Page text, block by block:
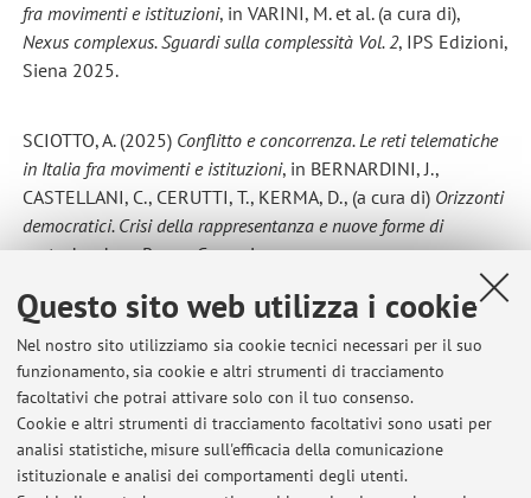
Questo sito web utilizza i cookie
Nel nostro sito utilizziamo sia cookie tecnici necessari per il suo
funzionamento, sia cookie e altri strumenti di tracciamento
facoltativi che potrai attivare solo con il tuo consenso.
Cookie e altri strumenti di tracciamento facoltativi sono usati per
analisi statistiche, misure sull'efficacia della comunicazione
istituzionale e analisi dei comportamenti degli utenti.
fra movimenti e istituzioni, in VARINI, M. et al. (a cura di),
Nexus complexus. Sguardi sulla complessità Vol. 2, IPS Edizioni,
Siena 2025.
SCIOTTO, A. (2025) Conflitto e concorrenza. Le reti telematiche
in Italia fra movimenti e istituzioni, in BERNARDINI, J.,
CASTELLANI, C., CERUTTI, T., KERMA, D., (a cura di) Orizzonti
democratici. Crisi della rappresentanza e nuove forme di
partecipazione, Roma, Carocci.
SCIOTTO, A. “ Forse qualcosa abbiamo fatto. Una storia torinese
del Movimento dei Movimenti” in AA. VV. (2023),ControCANTO -
movimenti sociali e cura del conflitto, Torino, Morsi Editore.
CONTI, E., D’AVANZO, V., SCIOTTO, A. (2023),Hic Sunt Leones –
Lo sport e l’africa nel giornalismo italiano, in «Quaderni di